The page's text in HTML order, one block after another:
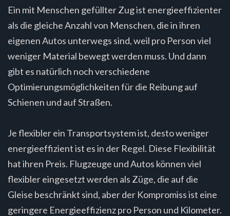
Ein mit Menschen gefüllter Zug ist energieeffizienter
als die gleiche Anzahl von Menschen, die in ihren
eigenen Autos unterwegs sind, weil pro Person viel
weniger Material bewegt werden muss. Und dann
gibt es natürlich noch verschiedene
Optimierungsmöglichkeiten für die Reibung auf
Schienen und auf Straßen.
Je flexibler ein Transportsystem ist, desto weniger
energieeffizient ist es in der Regel. Diese Flexibilität
hat ihren Preis. Flugzeuge und Autos können viel
flexibler eingesetzt werden als Züge, die auf die
Gleise beschränkt sind, aber der Kompromiss ist eine
geringere Energieeffizienz pro Person und Kilometer.